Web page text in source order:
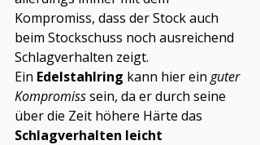
Kompromiss, dass der Stock auch
beim Stockschuss noch ausreichend
Schlagverhalten zeigt.
Ein Edelstahlring kann hier ein guter
Kompromiss sein, da er durch seine
über die Zeit höhere Härte das
Schlagverhalten leicht